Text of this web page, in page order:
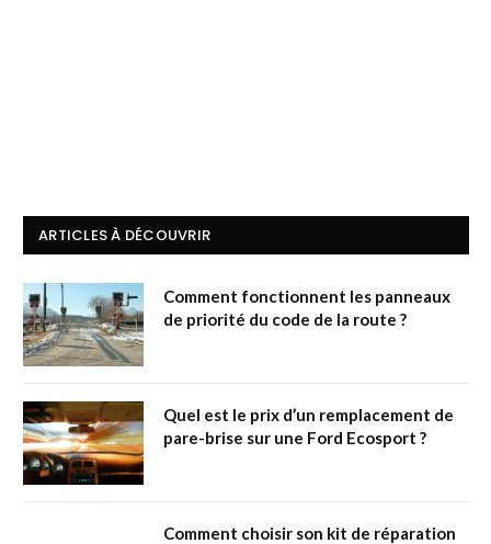
ARTICLES À DÉCOUVRIR
Comment fonctionnent les panneaux
de priorité du code de la route ?
Quel est le prix d’un remplacement de
pare-brise sur une Ford Ecosport ?
Comment choisir son kit de réparation